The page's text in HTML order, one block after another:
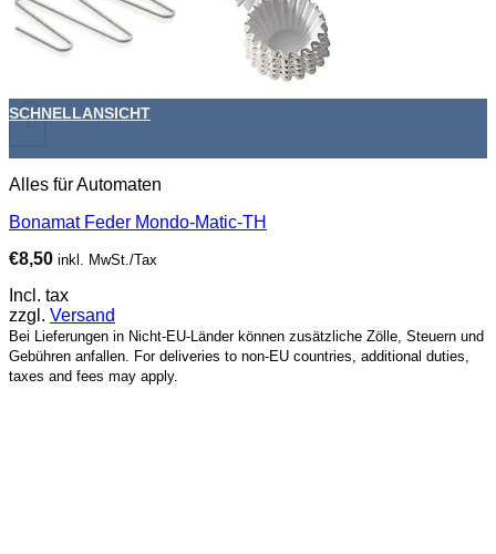
+
SCHNELLANSICHT
Alles für Automaten
Bonamat Feder Mondo-Matic-TH
€8,50 inkl. MwSt./Tax
Incl. tax
zzgl. Versand
Bei Lieferungen in Nicht-EU-Länder können zusätzliche Zölle, Steuern und
Gebühren anfallen. For deliveries to non-EU countries, additional duties,
taxes and fees may apply.